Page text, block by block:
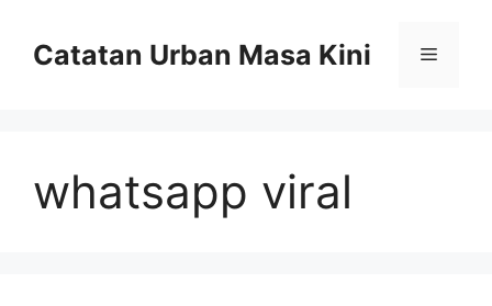
contentCatatan Urban Masa Kini Menu
whatsapp viral